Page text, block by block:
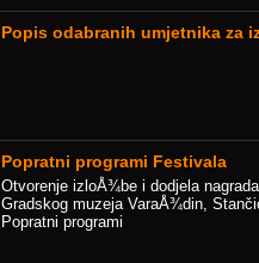
Popis odabranih umjetnika za
Popratni programi Festivala
Otvorenje izloÅ¾be i dodjela
Gradskog muzeja VaraÅ¾din,
Popratni programi